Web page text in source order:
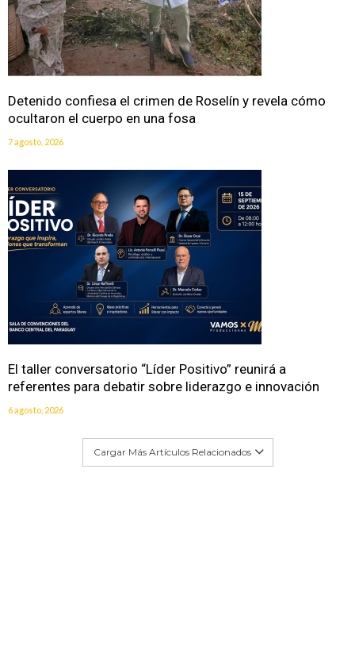
Detenido confiesa el crimen de Roselín y revela cómo
ocultaron el cuerpo en una fosa
7 agosto, 2026
El taller conversatorio “Líder Positivo” reunirá a
referentes para debatir sobre liderazgo e innovación
6 agosto, 2026
Cargar Más Artículos Relacionados